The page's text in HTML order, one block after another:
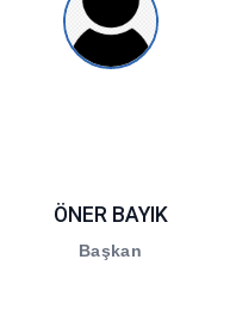
ÖNER BAYIK
Başkan